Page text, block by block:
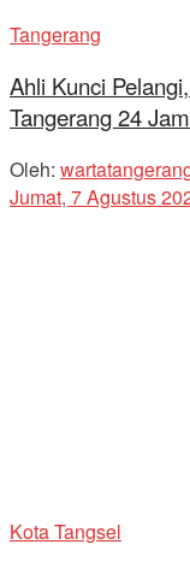
Tangerang
Ahli Kunci
Tangerang 24
Oleh:
Jumat, 7 Agustus
Kota Tangsel